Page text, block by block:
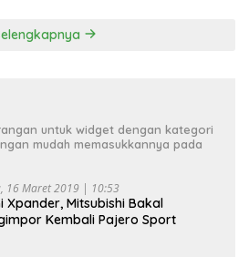
untuk widget dengan kategori
mudah memasukkannya pada
16 Maret 2019 | 10:53
Xpander, Mitsubishi Bakal
Kembali Pajero Sport